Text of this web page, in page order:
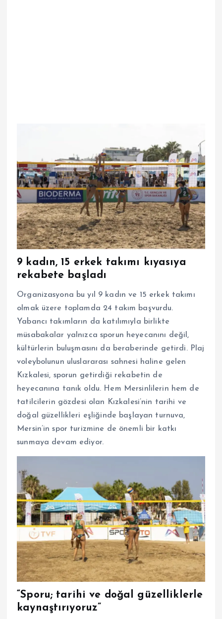
9 kadın, 15 erkek takımı kıyasıya
rekabete başladı
Organizasyona bu yıl 9 kadın ve 15 erkek takımı
olmak üzere toplamda 24 takım başvurdu.
Yabancı takımların da katılımıyla birlikte
müsabakalar yalnızca sporun heyecanını değil,
kültürlerin buluşmasını da beraberinde getirdi. Plaj
voleybolunun uluslararası sahnesi haline gelen
Kızkalesi, sporun getirdiği rekabetin de
heyecanına tanık oldu. Hem Mersinlilerin hem de
tatilcilerin gözdesi olan Kızkalesi’nin tarihi ve
doğal güzellikleri eşliğinde başlayan turnuva,
Mersin’in spor turizmine de önemli bir katkı
sunmaya devam ediyor.
“Sporu; tarihi ve doğal güzelliklerle
kaynaştırıyoruz”